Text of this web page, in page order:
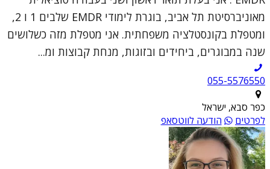
מאוניברסיטת תל אביב, בוגרת לימודי EMDR שלבים 1 ו 2,
ומטפלת בקונסטלציה משפחתית. אני מטפלת מזה כשלושים
שנה במבוגרים, ביחידים ובזוגות, מנחת קבוצות ומ...
055-5576550
כפר סבא, ישראל
לפרטים
הודעה לווטסאפ